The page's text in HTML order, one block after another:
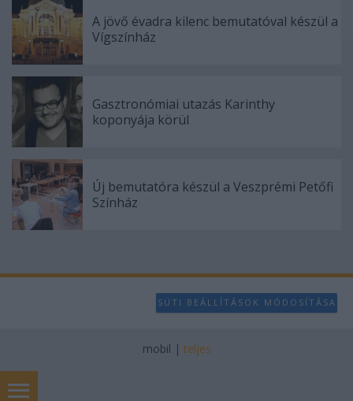
related to security, including authentication
functionality and fraud prevention, and other
user protection.
A jövő évadra kilenc bemutatóval készül a
Vígszínház
Gasztronómiai utazás Karinthy
koponyája körül
Új bemutatóra készül a Veszprémi Petőfi
Színház
SÜTI BEÁLLÍTÁSOK MÓDOSÍTÁSA
mobil | teljes